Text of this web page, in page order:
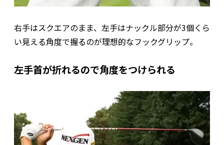
右手はスクエアのまま、左手はナックル部分が3個くら
い見える角度で握るのが理想的なフックグリップ。
左手首が折れるので角度をつけられる